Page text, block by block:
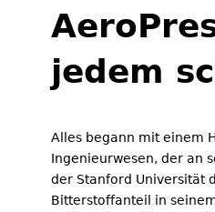
jedem
Alles begann mit einem
Ingenieurwesen, der an
der Stanford Universität
Bitterstoffanteil in